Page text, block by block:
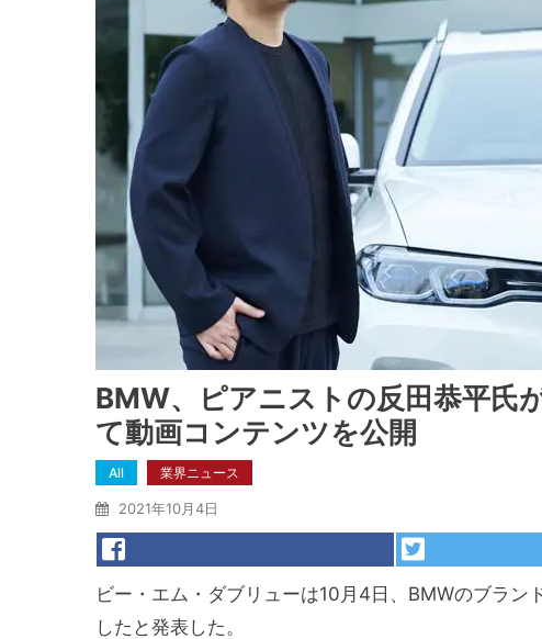
BMW、ピアニストの反田恭平氏
て動画コンテンツを公開
All 業界ニュース
2021年10月4日
ビー・エム・ダブリューは10月4日、BMWのブラ
したと発表した。